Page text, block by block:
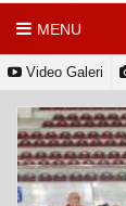
MENU
Video Galeri